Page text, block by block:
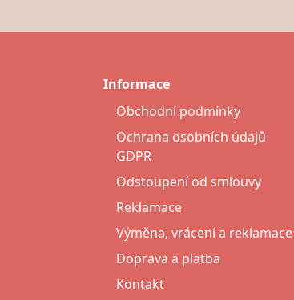
Informace
Obchodní podmínky
Ochrana osobních údajů
GDPR
Odstoupení od smlouvy
Reklamace
Výměna, vrácení a reklamace
Doprava a platba
Kontakt